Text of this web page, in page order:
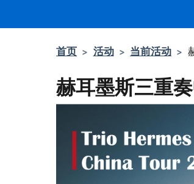
首页 > 活动 > 当前活动 >
赫耳墨斯三重